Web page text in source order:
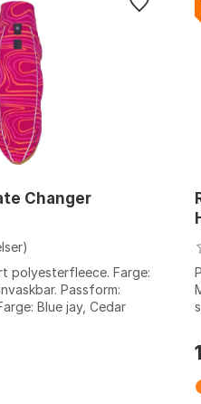
Changer
polyesterfleece. Farge:
Passform:
Blue jay, Cedar